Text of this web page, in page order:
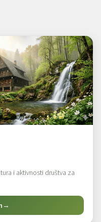
i aktivnosti društva za
→